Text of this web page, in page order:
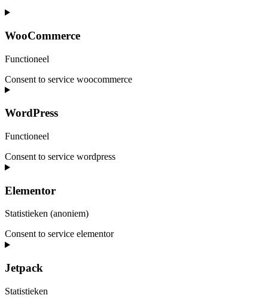
WooCommerce
Functioneel
Consent to service woocommerce
WordPress
Functioneel
Consent to service wordpress
Elementor
Statistieken (anoniem)
Consent to service elementor
Jetpack
Statistieken